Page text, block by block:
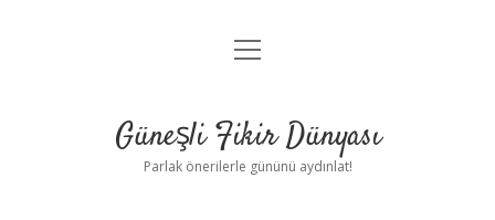
Anasayfa
Yasal Uyarı
menüyü
Güneşli Fikir Dünyası
Parlak önerilerle gününü aydınlat!